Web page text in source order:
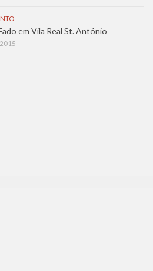
em Vila Real St. António
2015